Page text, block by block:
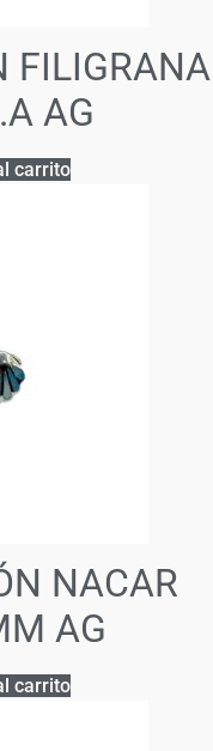
FILIGRANA
AG
carrito
NACAR
AG
carrito